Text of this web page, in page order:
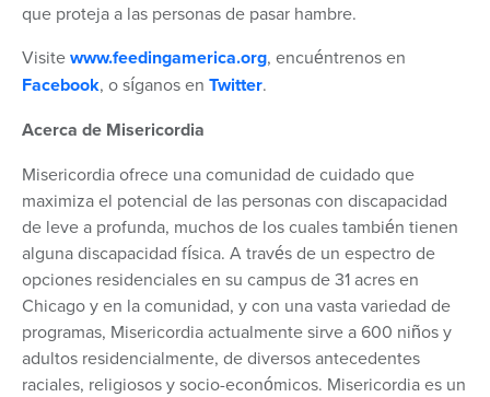
que proteja a las personas de pasar hambre.
Visitewww.feedingamerica.org, encuéntrenos en
Facebook, o síganos en Twitter.
Acerca de Misericordia
Misericordia ofrece una comunidad de cuidado que
maximiza el potencial de las personas con discapacidad
de leve a profunda, muchos de los cuales también tienen
alguna discapacidad física. A través de un espectro de
opciones residenciales en su campus de 31 acres en
Chicago y en la comunidad, y con una vasta variedad de
programas, Misericordia actualmente sirve a 600 niños y
adultos residencialmente, de diversos antecedentes
raciales, religiosos y socio-económicos. Misericordia es un